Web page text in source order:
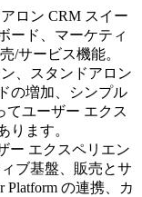
ロン CRM スイー
ード、マーケティ
/サービス機能。
、スタンドアロン
の増加、シンプル
てユーザー エクス
ります。
ー エクスペリエン
ブ基盤、販売とサ
Platform の連携、カ